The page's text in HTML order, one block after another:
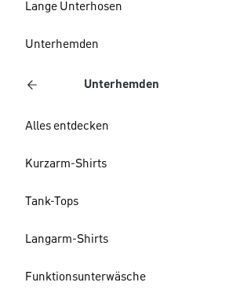
Lange Unterhosen
Unterhemden
Unterhemden
Alles entdecken
Kurzarm-Shirts
Tank-Tops
Langarm-Shirts
Funktionsunterwäsche